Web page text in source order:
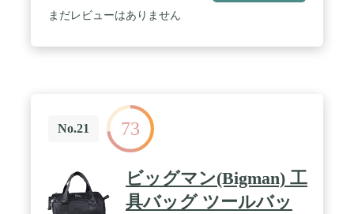
まだレビューはありません
No.21 73
ビッグマン(Bigman) 工
具バッグ ツールバッ